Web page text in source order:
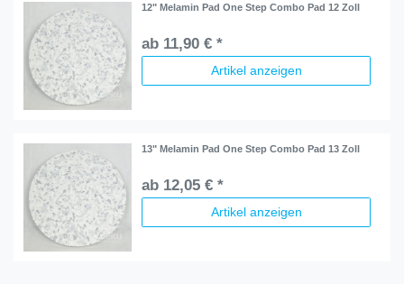
12" Melamin Pad One Step Combo Pad 12 Zoll
ab 11,90 € *
Artikel anzeigen
13" Melamin Pad One Step Combo Pad 13 Zoll
ab 12,05 € *
Artikel anzeigen